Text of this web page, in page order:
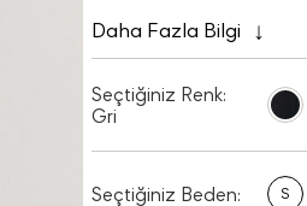
Daha Fazla Bilgi
Seçtiğiniz Renk:
Gri
Seçtiğiniz Beden: S